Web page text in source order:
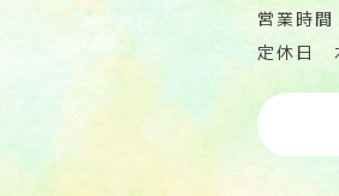
営業時
定休日